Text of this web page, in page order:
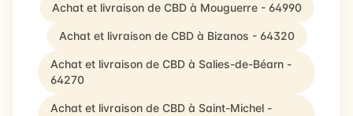
Achat et livraison de CBD à Mouguerre - 64990
Achat et livraison de CBD à Bizanos - 64320
Achat et livraison de CBD à Salies-de-Béarn -
64270
Achat et livraison de CBD à Saint-Michel -